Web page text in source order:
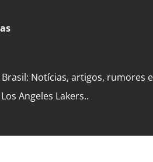
Notícias, artigos, rumores e
Angeles Lakers..